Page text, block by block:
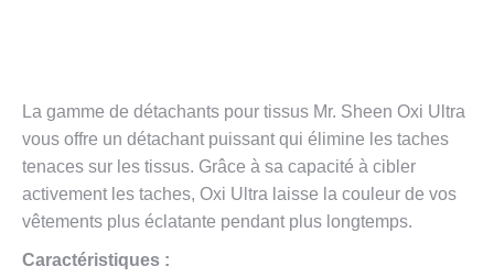
La gamme de détachants pour tissus Mr. Sheen Oxi Ultra
vous offre un détachant puissant qui élimine les taches
tenaces sur les tissus. Grâce à sa capacité à cibler
activement les taches, Oxi Ultra laisse la couleur de vos
vêtements plus éclatante pendant plus longtemps.
Caractéristiques :